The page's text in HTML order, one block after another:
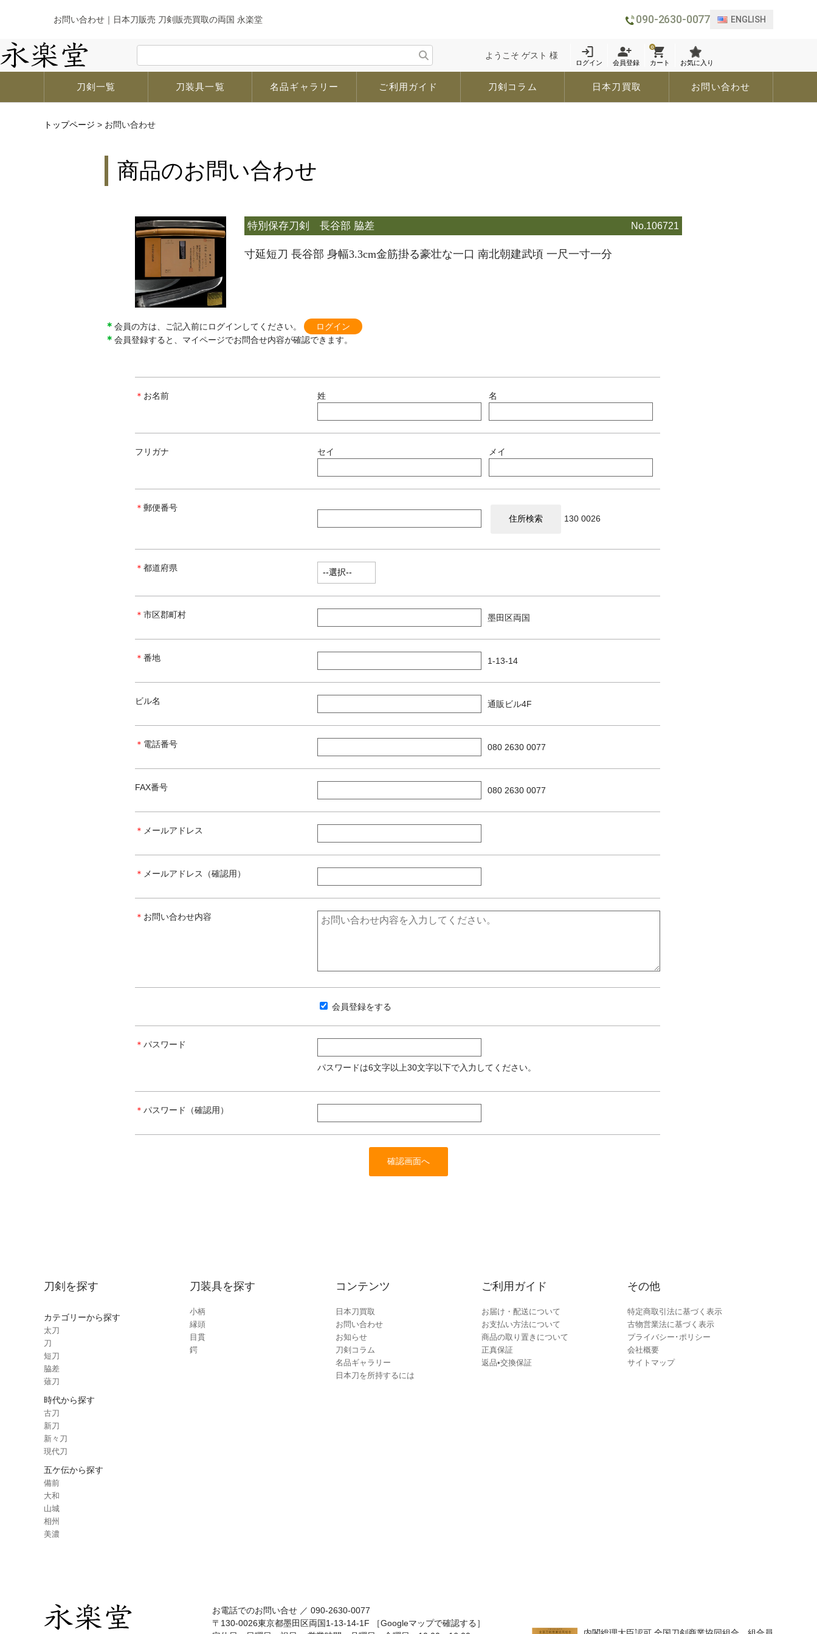
お問い合わせ｜日本刀販売 刀剣販売買取の両国 永楽堂 090-2630-0077 ENGLISH
ようこそ ゲスト 様
ログイン 会員登録
0
カート お気に入り
刀剣一覧 刀装具一覧 名品ギャラリー ご利用ガイド 刀剣コラム 日本刀買取 お問い合わせ
トップページ > お問い合わせ
商品のお問い合わせ
特別保存刀剣 長谷部 脇差 No.106721
寸延短刀 長谷部 身幅3.3cm金筋掛る豪壮な一口 南北朝建武頃 一尺一寸一分
＊ 会員の方は、ご記入前にログインしてください。 ログイン
＊ 会員登録すると、マイページでお問合せ内容が確認できます。
＊ お名前 姓 名
フリガナ セイ メイ
＊ 郵便番号
130 0026
＊ 都道府県
＊ 市区郡町村 墨田区両国
＊ 番地 1-13-14
ビル名 通販ビル4F
＊ 電話番号 080 2630 0077
FAX番号 080 2630 0077
＊ メールアドレス
＊ メールアドレス（確認用）
＊ お問い合わせ内容
会員登録をする
＊ パスワード
パスワードは6文字以上30文字以下で入力してください。
＊ パスワード（確認用）
刀剣を探す
カテゴリーから探す
太刀
刀
短刀
脇差
薙刀
時代から探す
古刀
新刀
新々刀
現代刀
五ケ伝から探す
備前
大和
山城
相州
美濃
刀装具を探す
小柄
縁頭
目貫
鍔
コンテンツ
日本刀買取
お問い合わせ
お知らせ
刀剣コラム
名品ギャラリー
日本刀を所持するには
ご利用ガイド
お届け・配送について
お支払い方法について
商品の取り置きについて
正真保証
返品•交換保証
その他
特定商取引法に基づく表示
古物営業法に基づく表示
プライバシー･ポリシー
会社概要
サイトマップ
お電話でのお問い合せ ／ 090-2630-0077
〒130-0026東京都墨田区両国1-13-14-1F
［Googleマップで確認する］